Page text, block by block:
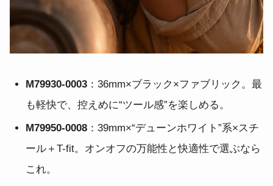
M79930-0003：36mm×ブラック×ファブリック。最
も軽快で、控えめに“ツール感”を楽しめる。
M79950-0008：39mm×“デューンホワイト”系×スチ
ール＋T-fit。オンオフの万能性と快適性で選ぶなら
これ。